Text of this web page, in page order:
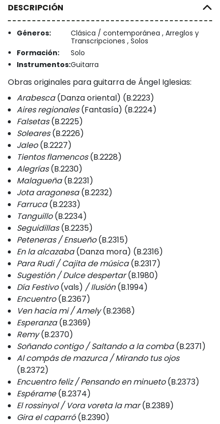
DESCRIPCIÓN
Géneros:
Clásica / contemporánea , Arreglos y
Transcripciones , Solos
Formación:
Solo
Instrumentos:Guitarra
Obras originales para guitarra de Ángel Iglesias:
Arabesca(Danza oriental) (B.2223)
Aires regionales(Fantasía) (B.2224)
Falsetas(B.2225)
Soleares(B.2226)
Jaleo(B.2227)
Tientos flamencos(B.2228)
Alegrías(B.2230)
Malagueña(B.2231)
Jota aragonesa(B.2232)
Farruca(B.2233)
Tanguillo(B.2234)
Seguidillas(B.2235)
Peteneras / Ensueño(B.2315)
En la alcazaba(Danza mora) (B.2316)
Para Rudi / Cajita de música(B.2317)
Sugestión / Dulce despertar(B.1980)
Día Festivo(vals) / Ilusión(B.1994)
Encuentro(B.2367)
Ven hacia mi / Amely(B.2368)
Esperanza(B.2369)
Remy(B.2370)
Soñando contigo / Saltando a la comba(B.2371)
Al compás de mazurca / Mirando tus ojos
(B.2372)
Encuentro feliz / Pensando en minueto(B.2373)
Espérame(B.2374)
El rossinyol / Vora voreta la mar(B.2389)
Gira el caparró(B.2390)